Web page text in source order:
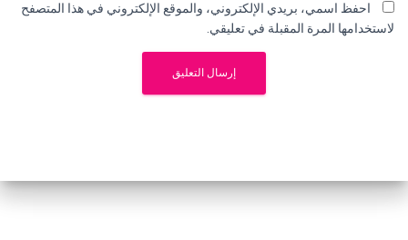
احفظ اسمي، بريدي الإلكتروني، والموقع الإلكتروني في هذا المتصفح
لاستخدامها المرة المقبلة في تعليقي.